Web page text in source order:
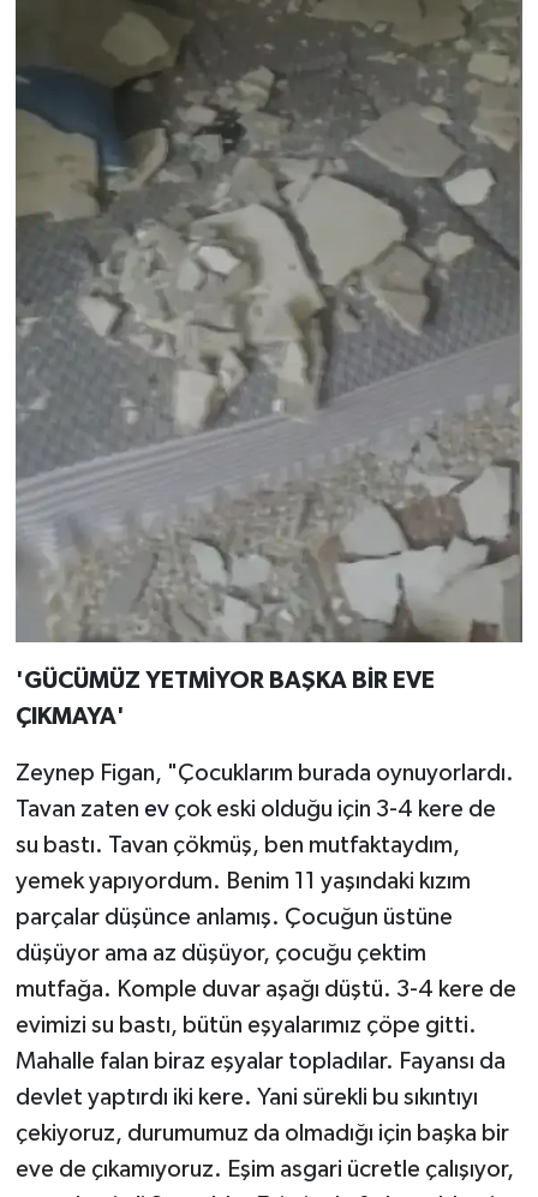
'GÜCÜMÜZ YETMİYOR BAŞKA BİR EVE
ÇIKMAYA'
Zeynep Figan, "Çocuklarım burada oynuyorlardı.
Tavan zaten evçok eski olduğu için 3-4 kere de
su bastı. Tavan çökmüş, ben mutfaktaydım,
yemek yapıyordum. Benim 11 yaşındaki kızım
parçalar düşünce anlamış. Çocuğun üstüne
düşüyor ama az düşüyor, çocuğu çektim
mutfağa. Komple duvar aşağı düştü. 3-4 kere de
evimizi su bastı, bütün eşyalarımız çöpe gitti.
Mahalle falan biraz eşyalar topladılar. Fayansı da
devlet yaptırdı iki kere. Yani sürekli bu sıkıntıyı
çekiyoruz, durumumuz da olmadığı için başka bir
eve de çıkamıyoruz. Eşim asgari ücretle çalışıyor,